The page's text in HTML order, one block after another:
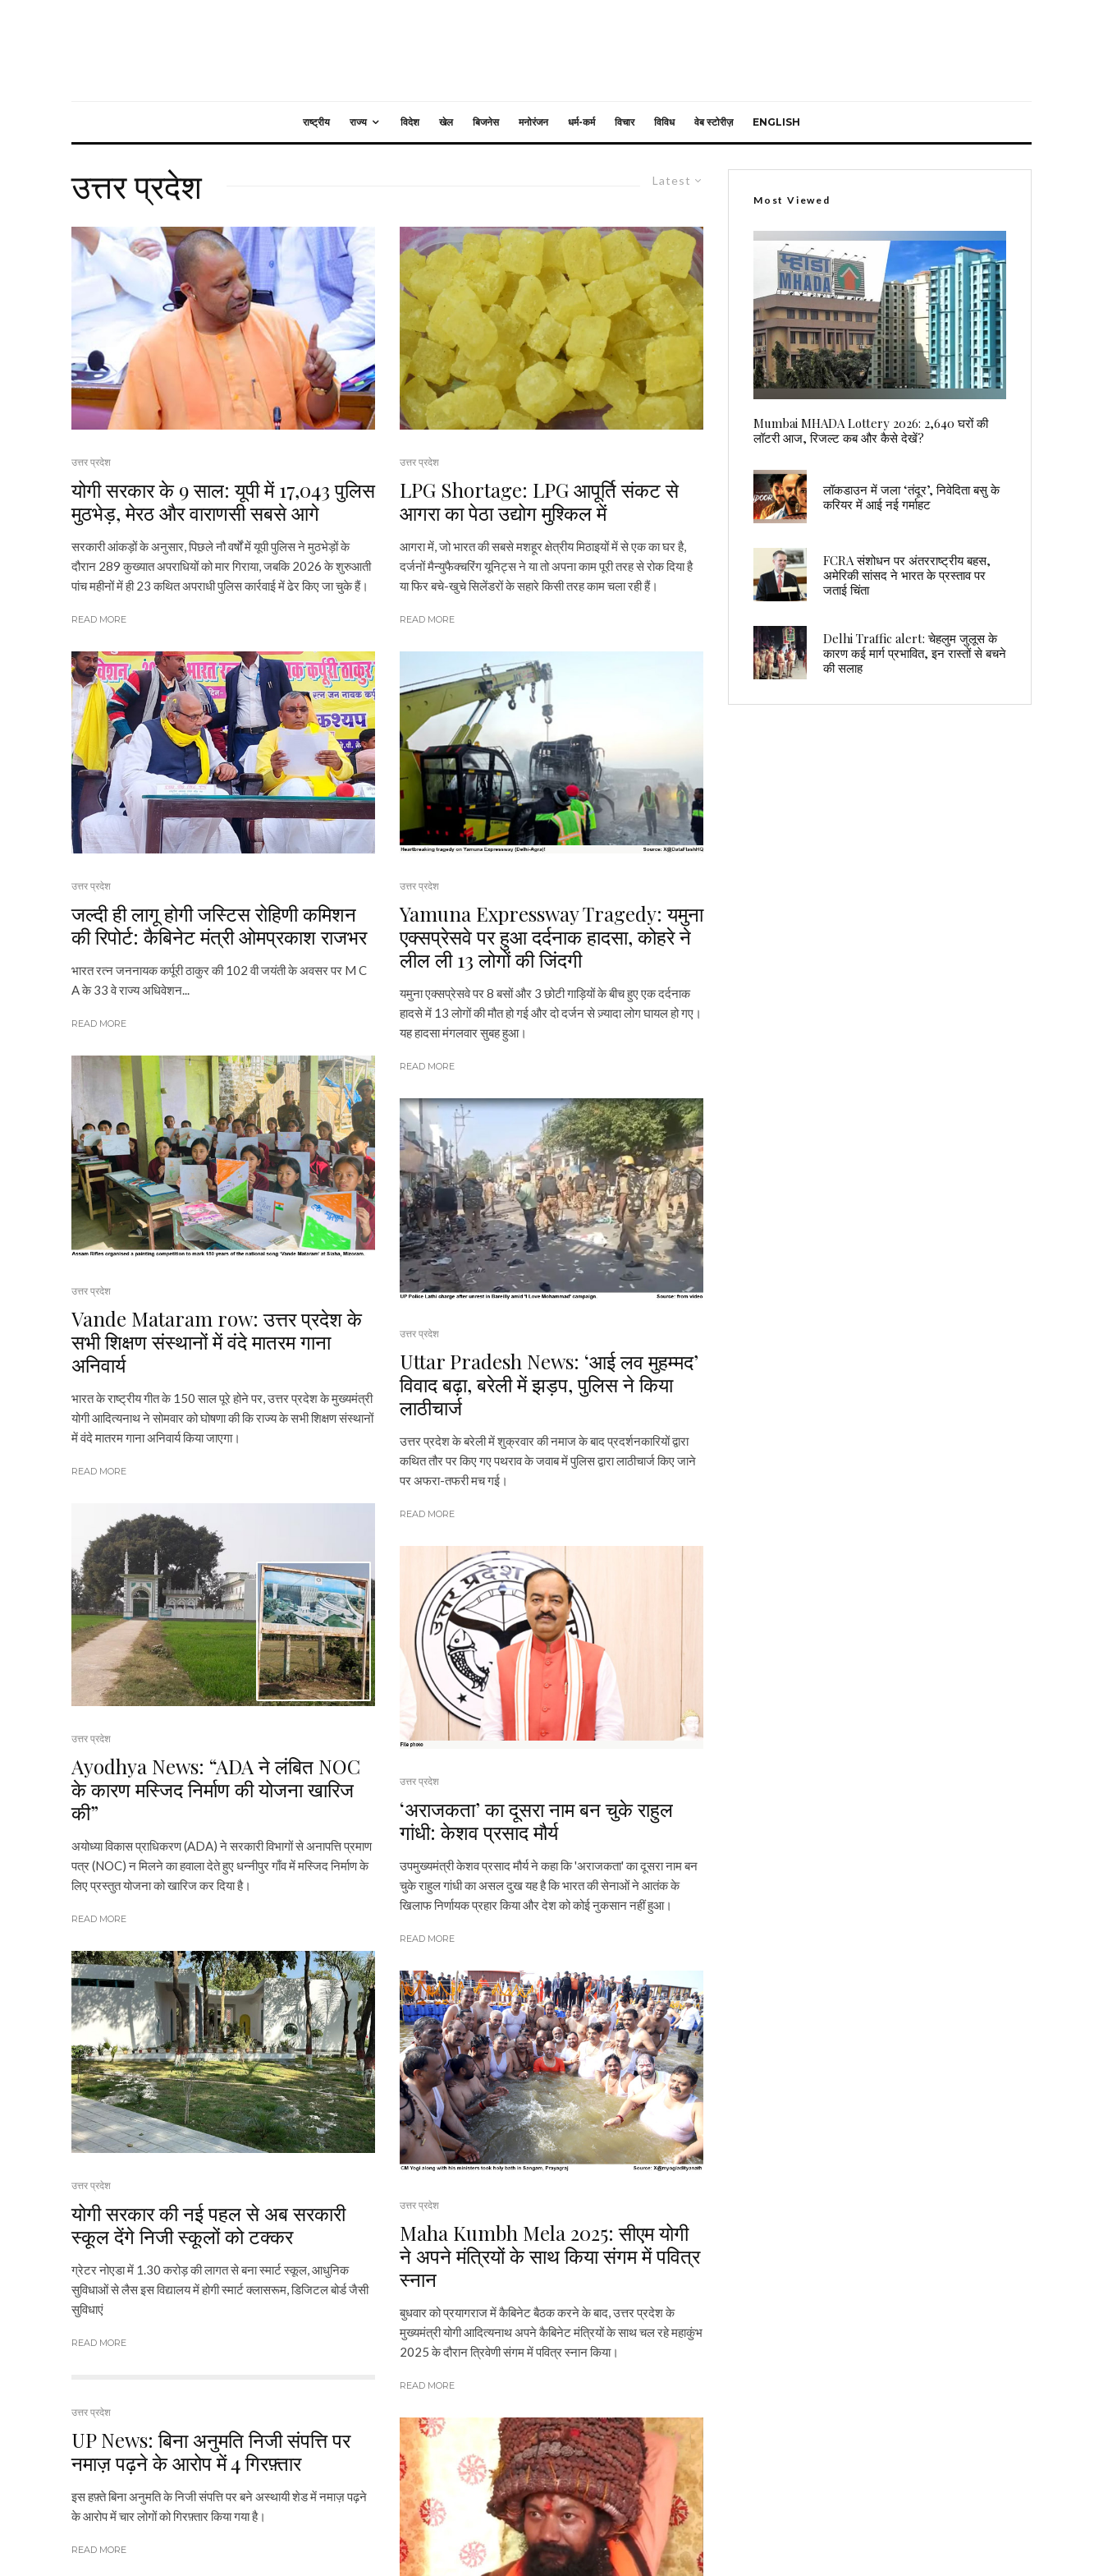
राष्ट्रीय राज्य विदेश खेल बिजनेस मनोरंजन धर्म-कर्म विचार विविध वेब स्टोरीज़ ENGLISH
Latest
उत्तर प्रदेश
उत्तर प्रदेश
योगी सरकार के 9 साल: यूपी में 17,043 पुलिस
मुठभेड़, मेरठ और वाराणसी सबसे आगे
सरकारी आंकड़ों के अनुसार, पिछले नौ वर्षों में यूपी पुलिस ने मुठभेड़ों के
दौरान 289 कुख्यात अपराधियों को मार गिराया, जबकि 2026 के शुरुआती
पांच महीनों में ही 23 कथित अपराधी पुलिस कार्रवाई में ढेर किए जा चुके हैं।
READ MORE
उत्तर प्रदेश
जल्दी ही लागू होगी जस्टिस रोहिणी कमिशन
की रिपोर्ट: कैबिनेट मंत्री ओमप्रकाश राजभर
भारत रत्न जननायक कर्पूरी ठाकुर की 102 वी जयंती के अवसर पर M C
A के 33 वे राज्य अधिवेशन...
READ MORE
उत्तर प्रदेश
Vande Mataram row: उत्तर प्रदेश के
सभी शिक्षण संस्थानों में वंदे मातरम गाना
अनिवार्य
भारत के राष्ट्रीय गीत के 150 साल पूरे होने पर, उत्तर प्रदेश के मुख्यमंत्री
योगी आदित्यनाथ ने सोमवार को घोषणा की कि राज्य के सभी शिक्षण संस्थानों
में वंदे मातरम गाना अनिवार्य किया जाएगा।
READ MORE
उत्तर प्रदेश
Ayodhya News: “ADA ने लंबित NOC
के कारण मस्जिद निर्माण की योजना खारिज
की”
अयोध्या विकास प्राधिकरण (ADA) ने सरकारी विभागों से अनापत्ति प्रमाण
पत्र (NOC) न मिलने का हवाला देते हुए धन्नीपुर गाँव में मस्जिद निर्माण के
लिए प्रस्तुत योजना को खारिज कर दिया है।
READ MORE
उत्तर प्रदेश
योगी सरकार की नई पहल से अब सरकारी
स्कूल देंगे निजी स्कूलों को टक्कर
ग्रेटर नोएडा में 1.30 करोड़ की लागत से बना स्मार्ट स्कूल, आधुनिक
सुविधाओं से लैस इस विद्यालय में होगी स्मार्ट क्लासरूम, डिजिटल बोर्ड जैसी
सुविधाएं
READ MORE
उत्तर प्रदेश
UP News: बिना अनुमति निजी संपत्ति पर
नमाज़ पढ़ने के आरोप में 4 गिरफ़्तार
इस हफ़्ते बिना अनुमति के निजी संपत्ति पर बने अस्थायी शेड में नमाज़ पढ़ने
के आरोप में चार लोगों को गिरफ़्तार किया गया है।
READ MORE
उत्तर प्रदेश
LPG Shortage: LPG आपूर्ति संकट से
आगरा का पेठा उद्योग मुश्किल में
आगरा में, जो भारत की सबसे मशहूर क्षेत्रीय मिठाइयों में से एक का घर है,
दर्जनों मैन्युफैक्चरिंग यूनिट्स ने या तो अपना काम पूरी तरह से रोक दिया है
या फिर बचे-खुचे सिलेंडरों के सहारे किसी तरह काम चला रही हैं।
READ MORE
उत्तर प्रदेश
Yamuna Expressway Tragedy: यमुना
एक्सप्रेसवे पर हुआ दर्दनाक हादसा, कोहरे ने
लील ली 13 लोगों की जिंदगी
यमुना एक्सप्रेसवे पर 8 बसों और 3 छोटी गाड़ियों के बीच हुए एक दर्दनाक
हादसे में 13 लोगों की मौत हो गई और दो दर्जन से ज़्यादा लोग घायल हो गए।
यह हादसा मंगलवार सुबह हुआ।
READ MORE
उत्तर प्रदेश
Uttar Pradesh News: ‘आई लव मुहम्मद’
विवाद बढ़ा, बरेली में झड़प, पुलिस ने किया
लाठीचार्ज
उत्तर प्रदेश के बरेली में शुक्रवार की नमाज के बाद प्रदर्शनकारियों द्वारा
कथित तौर पर किए गए पथराव के जवाब में पुलिस द्वारा लाठीचार्ज किए जाने
पर अफरा-तफरी मच गई।
READ MORE
उत्तर प्रदेश
‘अराजकता’ का दूसरा नाम बन चुके राहुल
गांधी: केशव प्रसाद मौर्य
उपमुख्यमंत्री केशव प्रसाद मौर्य ने कहा कि 'अराजकता' का दूसरा नाम बन
चुके राहुल गांधी का असल दुख यह है कि भारत की सेनाओं ने आतंक के
खिलाफ निर्णायक प्रहार किया और देश को कोई नुकसान नहीं हुआ।
READ MORE
उत्तर प्रदेश
Maha Kumbh Mela 2025: सीएम योगी
ने अपने मंत्रियों के साथ किया संगम में पवित्र
स्नान
बुधवार को प्रयागराज में कैबिनेट बैठक करने के बाद, उत्तर प्रदेश के
मुख्यमंत्री योगी आदित्यनाथ अपने कैबिनेट मंत्रियों के साथ चल रहे महाकुंभ
2025 के दौरान त्रिवेणी संगम में पवित्र स्नान किया।
READ MORE
Most Viewed
Mumbai MHADA Lottery 2026: 2,640 घरों की
लॉटरी आज, रिजल्ट कब और कैसे देखें?
लॉकडाउन में जला ‘तंदूर’, निवेदिता बसु के
करियर में आई नई गर्माहट
FCRA संशोधन पर अंतरराष्ट्रीय बहस,
अमेरिकी सांसद ने भारत के प्रस्ताव पर
जताई चिंता
Delhi Traffic alert: चेहलुम जुलूस के
कारण कई मार्ग प्रभावित, इन रास्तों से बचने
की सलाह